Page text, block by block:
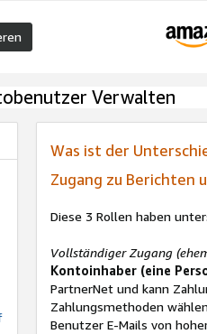
Verwalten
Was ist der
Zugang zu Berichten
Diese 3 Rollen haben
Vollständiger Zugang
Kontoinhaber (eine
PartnerNet und kann
Zahlungsmethoden
Benutzer E-Mails von